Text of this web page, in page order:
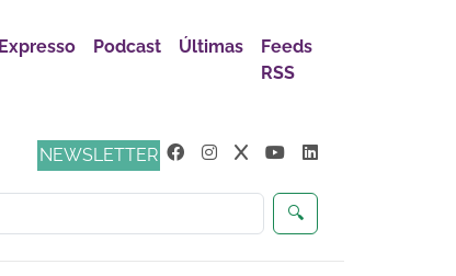
Expresso Podcast Últimas
Feeds
RSS
NEWSLETTER
🔍